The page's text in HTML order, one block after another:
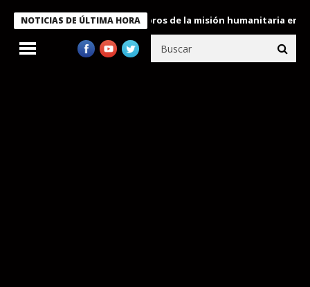
NOTICIAS DE ÚLTIMA HORA
Bukele condecora a miembros de la misión humanitaria enviada